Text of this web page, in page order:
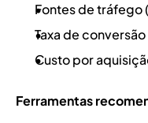
Fontes de tráfego
Taxa de
Custo por
Ferramentas